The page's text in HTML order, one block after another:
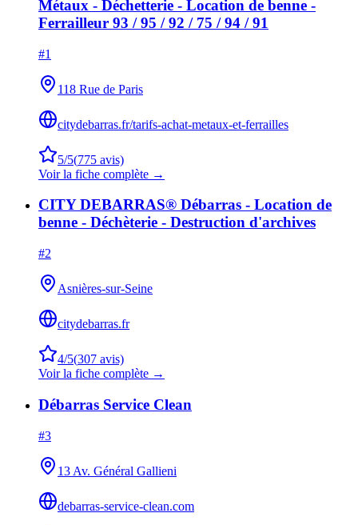
Métaux - Déchetterie - Location de benne -
Ferrailleur 93 / 95 / 92 / 75 / 94 / 91
#1
118 Rue de Paris
citydebarras.fr/tarifs-achat-metaux-et-ferrailles
5/5(775 avis)
Voir la fiche complète →
CITY DEBARRAS® Débarras - Location de
benne - Déchèterie - Destruction d'archives
#2
Asnières-sur-Seine
citydebarras.fr
4/5(307 avis)
Voir la fiche complète →
Débarras Service Clean
#3
13 Av. Général Gallieni
debarras-service-clean.com